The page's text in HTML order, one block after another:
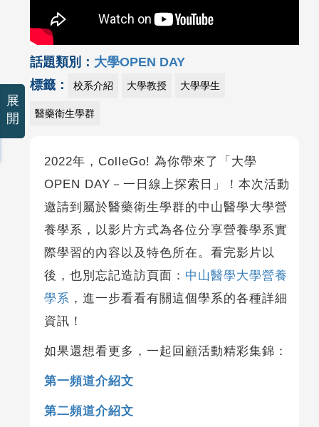
話題類別： 大學OPEN DAY
標籤：
校系介紹 大學教授 大學學生
醫藥衛生學群
2022年，ColleGo! 為你帶來了「大學
OPEN DAY－一日線上探索日」！本次活動
邀請到屬於醫藥衛生學群的中山醫學大學營
養學系，以影片方式為各位分享營養學系實
際學習的內容以及特色所在。看完影片以
後，也別忘記造訪頁面： 中山醫學大學營養
學系 ，進一步看看有關這個學系的各種詳細
資訊！
如果還想看更多，一起回顧活動精彩集錦：
第一頻道介紹文
第二頻道介紹文
展
開